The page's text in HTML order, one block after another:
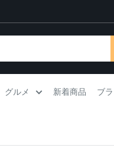
グルメ 新着商品 ブ